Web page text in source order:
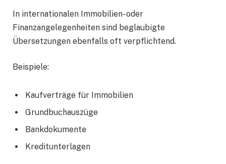
In internationalen Immobilien- oder
Finanzangelegenheiten sind beglaubigte
Übersetzungen ebenfalls oft verpflichtend.
Beispiele:
Kaufverträge für Immobilien
Grundbuchauszüge
Bankdokumente
Kreditunterlagen